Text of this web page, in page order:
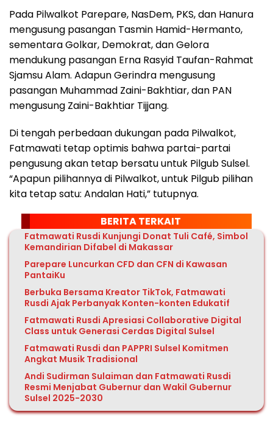
Pada Pilwalkot Parepare, NasDem, PKS, dan Hanura
mengusung pasangan Tasmin Hamid-Hermanto,
sementara Golkar, Demokrat, dan Gelora
mendukung pasangan Erna Rasyid Taufan-Rahmat
Sjamsu Alam. Adapun Gerindra mengusung
pasangan Muhammad Zaini-Bakhtiar, dan PAN
mengusung Zaini-Bakhtiar Tijjang.
Di tengah perbedaan dukungan pada Pilwalkot,
Fatmawati tetap optimis bahwa partai-partai
pengusung akan tetap bersatu untuk Pilgub Sulsel.
“Apapun pilihannya di Pilwalkot, untuk Pilgub pilihan
kita tetap satu: Andalan Hati,” tutupnya.
BERITA TERKAIT
Fatmawati Rusdi Kunjungi Donat Tuli Café, Simbol
Kemandirian Difabel di Makassar
Parepare Luncurkan CFD dan CFN di Kawasan
PantaiKu
Berbuka Bersama Kreator TikTok, Fatmawati
Rusdi Ajak Perbanyak Konten-konten Edukatif
Fatmawati Rusdi Apresiasi Collaborative Digital
Class untuk Generasi Cerdas Digital Sulsel
Fatmawati Rusdi dan PAPPRI Sulsel Komitmen
Angkat Musik Tradisional
Andi Sudirman Sulaiman dan Fatmawati Rusdi
Resmi Menjabat Gubernur dan Wakil Gubernur
Sulsel 2025-2030